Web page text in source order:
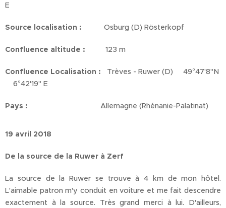
E
Source localisation : Osburg (D) Rösterkopf
Confluence altitude : 123 m
Confluence Localisation : Trèves - Ruwer (D) 49°47'8''N
6°42'19'' E
Pays : Allemagne (Rhénanie-Palatinat)
19 avril 2018
De la source de la Ruwer à Zerf
La source de la Ruwer se trouve à 4 km de mon hôtel.
L'aimable patron m'y conduit en voiture et me fait descendre
exactement à la source. Très grand merci à lui. D'ailleurs,